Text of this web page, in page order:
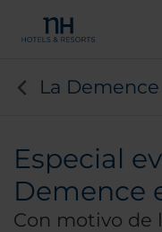
Especial
Demence
Con motivo de